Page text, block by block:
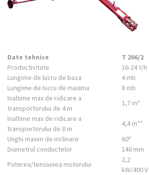
Date tehnice T 206/2
Productivitate
16-24 t/h
Lungime de lucru de baza
4 mb
Lungime de lucru de maxima
8 mb
Inaltime max de ridicare a
transportorului de 4 m
1,7 m*
Inaltime max de ridicare a
transportorului de 8 m
4,4 m**
Unghi maxim de inclinare
60o
Diametrul conductelor 140 mm
Puterea/tensiunea motorului
2,2
kW/400 V